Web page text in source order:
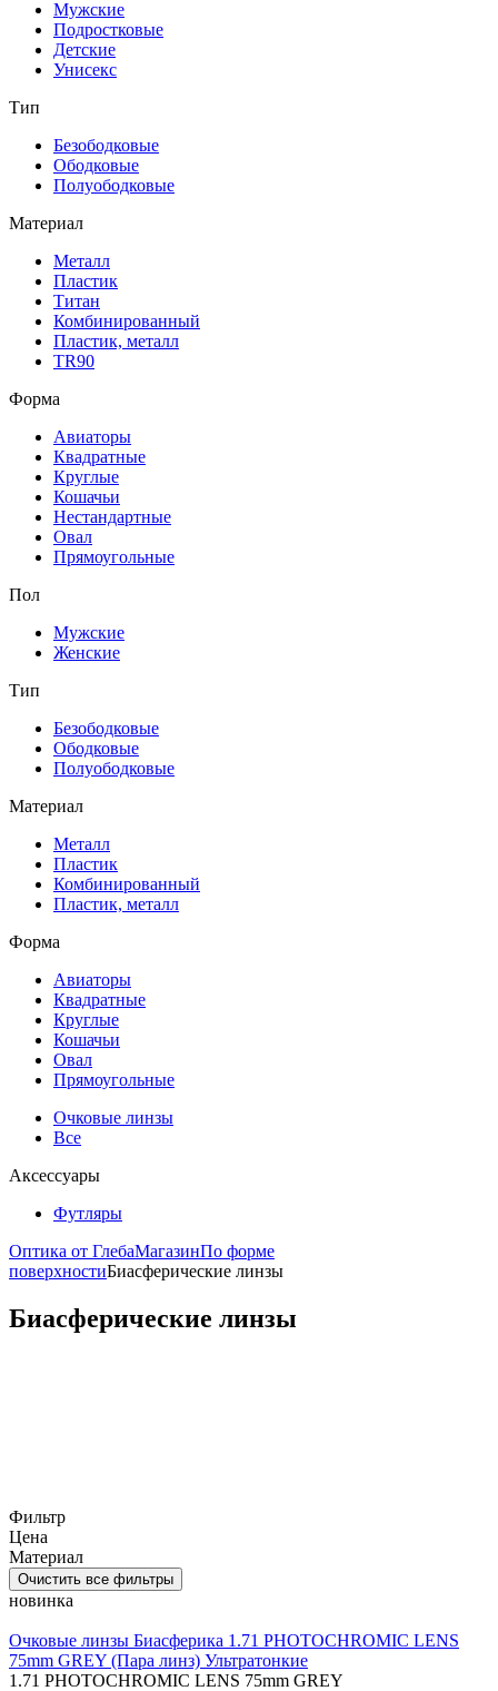
Мужские
Подростковые
Детские
Унисекс
Тип
Безободковые
Ободковые
Полуободковые
Материал
Металл
Пластик
Титан
Комбинированный
Пластик, металл
TR90
Форма
Авиаторы
Квадратные
Круглые
Кошачьи
Нестандартные
Овал
Прямоугольные
Пол
Мужские
Женские
Тип
Безободковые
Ободковые
Полуободковые
Материал
Металл
Пластик
Комбинированный
Пластик, металл
Форма
Авиаторы
Квадратные
Круглые
Кошачьи
Овал
Прямоугольные
Очковые линзы
Все
Аксессуары
Футляры
Оптика от ГлебаМагазинПо форме
поверхностиБиасферические линзы
Биасферические линзы
Фильтр
Цена
Материал
Очистить все фильтры
новинка
Очковые линзы Биасферика 1.71 PHOTOCHROMIC LENS
75mm GREY (Пара линз) Ультратонкие
1.71 PHOTOCHROMIC LENS 75mm GREY